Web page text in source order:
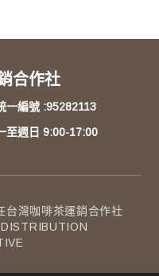
合作社
一編號 :95282113
週日 9:00-17:00
灣咖啡茶運銷合作社